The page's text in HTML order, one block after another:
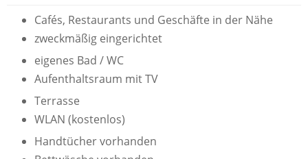
Cafés, Restaurants und Geschäfte in der Nähe
zweckmäßig eingerichtet
eigenes Bad / WC
Aufenthaltsraum mit TV
Terrasse
WLAN (kostenlos)
Handtücher vorhanden